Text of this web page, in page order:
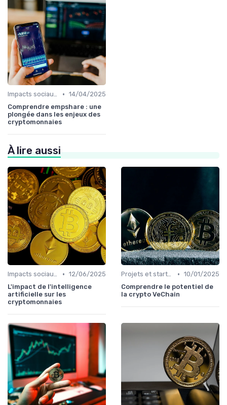
Impacts sociaux et économiques • 14/04/2025
Comprendre empshare : une
plongée dans les enjeux des
cryptomonnaies
À lire aussi
Impacts sociaux et économiques • 12/06/2025
L'impact de l'intelligence
artificielle sur les
cryptomonnaies
Projets et start-ups basés sur les cryptos • 10/01/2025
Comprendre le potentiel de
la crypto VeChain